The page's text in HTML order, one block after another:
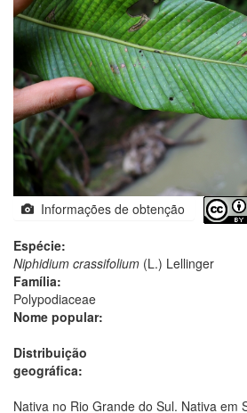
Informações de obtenção
Espécie:
Niphidium crassifolium (L.) Lellinger
Família:
Polypodiaceae
Nome popular:
Distribuição
geográfica:
Nativa no Rio Grande do Sul. Nativa em